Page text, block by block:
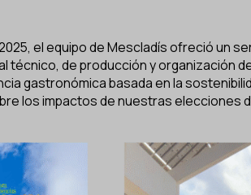
, el equipo de Mescladís ofreció un
técnico, de producción y organización
gastronómica basada en la
los impactos de nuestras elecciones